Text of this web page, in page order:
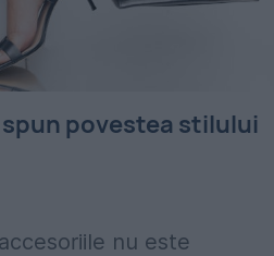
povestea stilului
nu este